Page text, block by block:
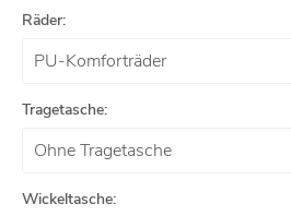
Räder:
Tragetasche:
Wickeltasche: